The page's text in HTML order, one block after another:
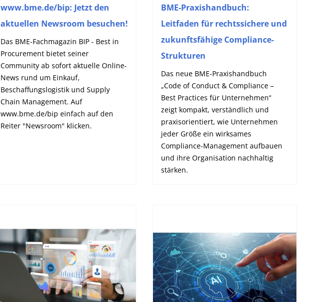
www.bme.de/bip: Jetzt den
aktuellen Newsroom besuchen!
Das BME-Fachmagazin BIP - Best in
Procurement bietet seiner
Community ab sofort aktuelle Online-
News rund um Einkauf,
Beschaffungslogistik und Supply
Chain Management. Auf
www.bme.de/bip einfach auf den
Reiter "Newsroom" klicken.
BME-Praxishandbuch:
Leitfaden für rechtssichere und
zukunftsfähige Compliance-
Strukturen
Das neue BME-Praxishandbuch
„Code of Conduct & Compliance –
Best Practices für Unternehmen“
zeigt kompakt, verständlich und
praxisorientiert, wie Unternehmen
jeder Größe ein wirksames
Compliance-Management aufbauen
und ihre Organisation nachhaltig
stärken.